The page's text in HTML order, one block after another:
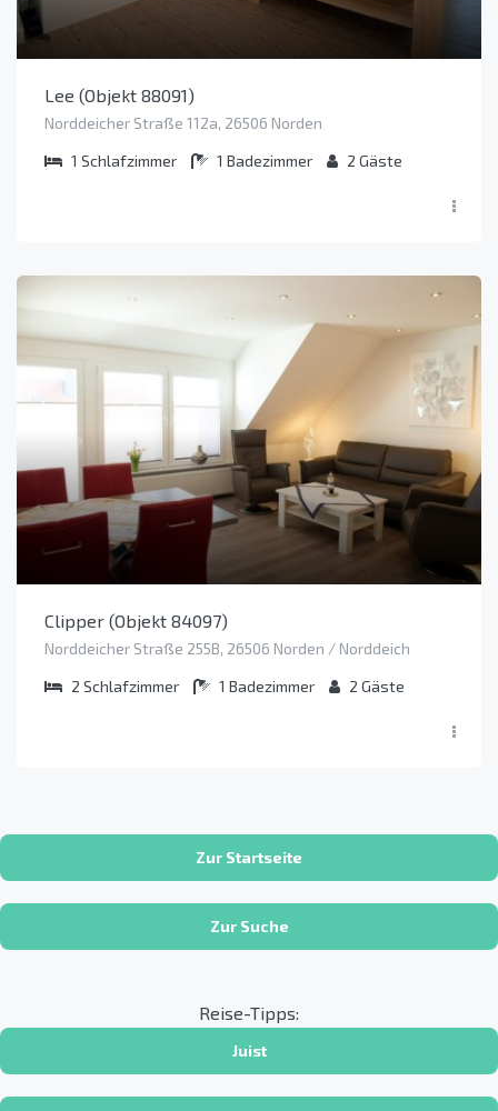
Lee (Objekt 88091)
Norddeicher Straße 112a, 26506 Norden
1 Schlafzimmer 1 Badezimmer 2 Gäste
Clipper (Objekt 84097)
Norddeicher Straße 255B, 26506 Norden / Norddeich
2 Schlafzimmer 1 Badezimmer 2 Gäste
Zur Startseite
Zur Suche
Reise-Tipps:
Juist